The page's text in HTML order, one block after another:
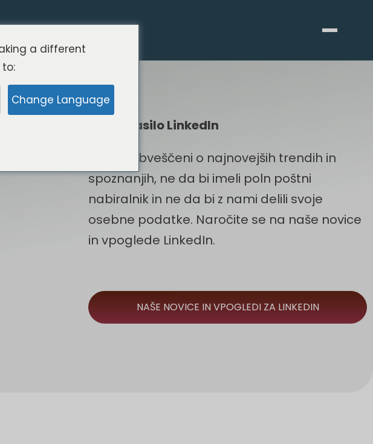
Naše glasilo LinkedIn
Bodite obveščeni o najnovejših trendih in
spoznanjih, ne da bi imeli poln poštni
nabiralnik in ne da bi z nami delili svoje
osebne podatke. Naročite se na naše novice
in vpoglede LinkedIn.
NAŠE NOVICE IN VPOGLEDI ZA LINKEDIN
a different
Change Language